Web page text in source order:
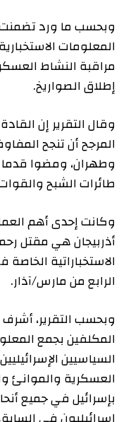
وبحسب ما ورد
المعلومات
مراقبة النشاط
إطلاق الصواريخ.
وقال التقرير إن
المرجح أن تنجح
وطهران، ومضوا
طائرات الشبح
وكانت إحدى أهم
أذربيجان هي مقتل
الاستخباراتية
الرابع من مارس/آذار.
وبحسب التقرير،
المكلفين بجمع
السياسيين
العسكرية والموانئ
بإسرائيل في جميع